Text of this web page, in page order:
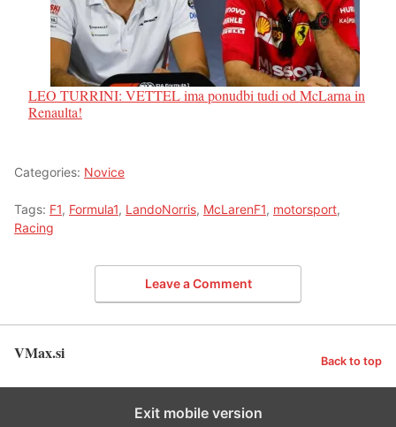
LEO TURRINI: VETTEL ima ponudbi tudi od McLarna in
Renaulta!
Categories: Novice
Tags: F1, Formula1, LandoNorris, McLarenF1, motorsport,
Racing
Leave a Comment
VMax.si Back to top
Exit mobile version